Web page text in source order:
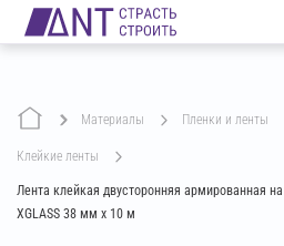
Материалы пленки и ленты
клейкие ленты
Лента клейкая двусторонняя армированная
XGLASS 38 мм х 10 м